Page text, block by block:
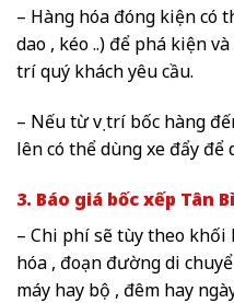
– Hàng hóa đóng kiện có
dao , kéo ..) để phá kiện
trí quý khách yêu cầu.
– Nếu từ vị trí bốc hàng
lên có thể dùng xe đẩy để
3. Báo giá bốc xếp Tân
– Chi phí sẽ tùy theo
hóa , đoạn đường di
máy hay bộ , đêm hay